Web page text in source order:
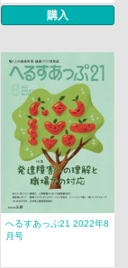
購入
へるすあっぷ21 2022年8
月号